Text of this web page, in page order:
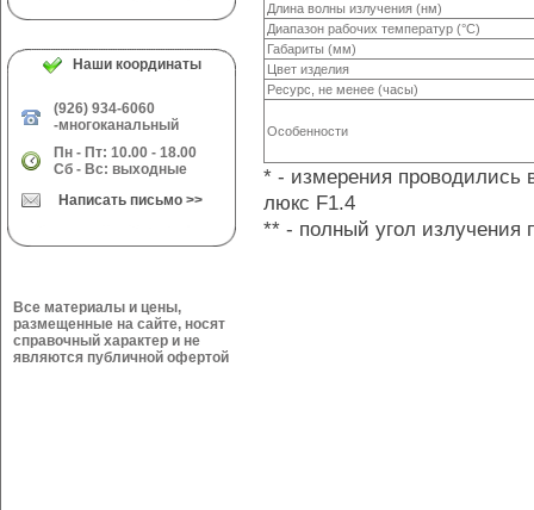
Наши координаты
(926) 934-6060
-многоканальный
Пн - Пт: 10.00 - 18.00
Сб - Вс: выходные
Написать письмо >>
Все материалы и цены,
размещенные на сайте, носят
справочный характер и не
являются публичной офертой
Длина волны излучения (нм)
Диапазон рабочих температур (°С)
Габариты (мм)
Цвет изделия
Ресурс, не менее (часы)
Особенности
* - измерения проводились
люкс F1.4
** - полный угол излучения